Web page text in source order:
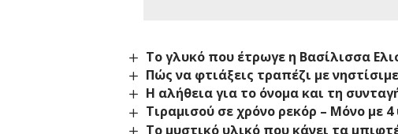
Το γλυκό που έτρωγε η Βασίλισσα
Πώς να φτιάξεις τραπέζι με
Η αλήθεια για το όνομα και τη
Τιραμισού σε χρόνο ρεκόρ – Μόνο με 4
Το μυστικό υλικό που κάνει τα